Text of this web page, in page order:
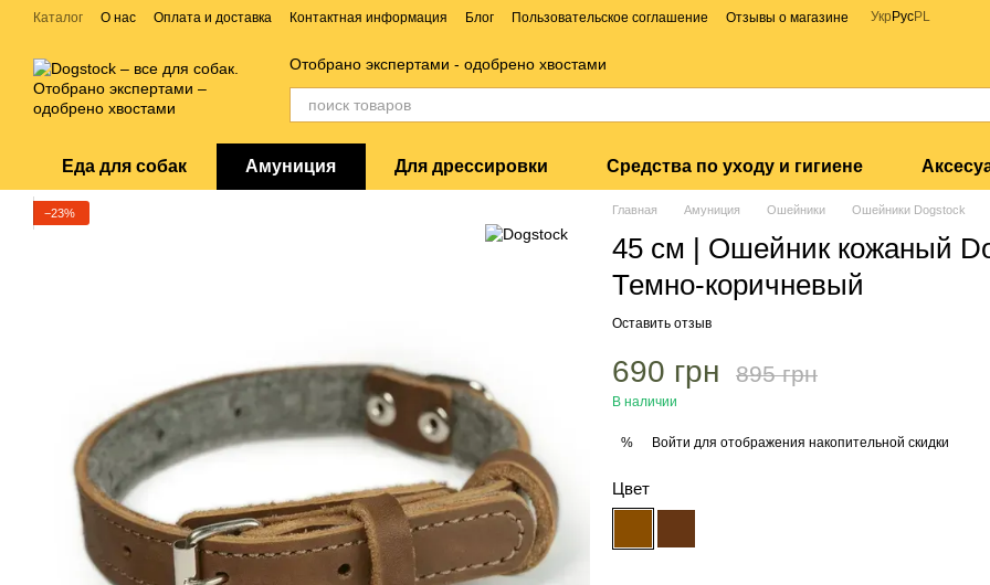
Перейти к основному контенту
Каталог О нас Оплата и доставка Контактная информация Блог Пользовательское соглашение Отзывы о магазине Укр РусPL
Отобрано экспертами - одобрено хвостами
Еда для собак Амуниция Для дрессировки Средства по уходу и гигиене
−23% Главная Амуниция Ошейники Ошейники Dogstock
45 см | Ошейник кожаный
Темно-коричневый
Оставить отзыв
690 грн 895 грн
В наличии
% Войти для отображения накопительной скидки
Цвет